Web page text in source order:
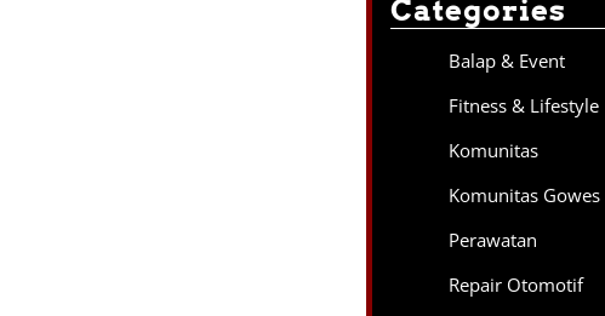
Categories
Balap & Event
Fitness & Lifestyle
Komunitas
Komunitas Gowes
Perawatan
Repair Otomotif